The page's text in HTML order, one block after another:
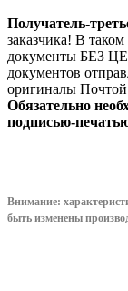
Получатель-
заказчика! В
документы БЕЗ
документов
оригиналы
Обязательно
подписью-
Внимание:
быть изменены